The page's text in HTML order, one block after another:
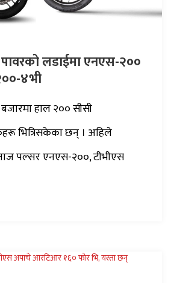
लडाईमा एनएस-२००
४भी
हाल २०० सीसी
भित्रिसकेका छन् । अहिले
पल्सर एनएस-२००, टीभीएस